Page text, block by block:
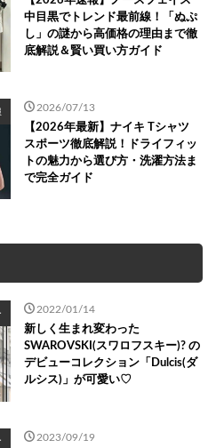
中目黒でトレンド最前線！「ぬぷ
し」の謎から高価格の理由まで徹
底解説＆賢い買い方ガイド
2026/07/13
【2026年最新】ナイキ Tシャツ
スポーツ徹底解説！ドライフィッ
トの魅力から選び方・洗濯方法ま
で完全ガイド
2022/01/14
新しく生まれ変わった
SWAROVSKI(スワロフスキー)? の
デビューコレクション「Dulcis(ダ
ルシス)」が可愛い♡
2023/09/19